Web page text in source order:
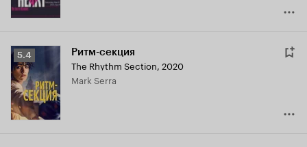
Рейтинг
Кинопоиска
5.4
5.4 Ритм-секция
The Rhythm Section, 2020
Mark Serra